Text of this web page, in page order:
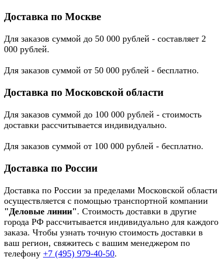
Доставка по Москве
Для заказов суммой до 50 000 рублей - составляет 2
000 рублей.
Для заказов суммой от 50 000 рублей - бесплатно.
Доставка по Московской области
Для заказов суммой до 100 000 рублей - стоимость
доставки рассчитывается индивидуально.
Для заказов суммой от 100 000 рублей - бесплатно.
Доставка по России
Доставка по России за пределами Московской области
осуществляется с помощью транспортной компании
"Деловые линии". Стоимость доставки в другие
города РФ рассчитывается индивидуально для каждого
заказа. Чтобы узнать точную стоимость доставки в
ваш регион, свяжитесь с вашим менеджером по
телефону +7 (495) 979-40-50.